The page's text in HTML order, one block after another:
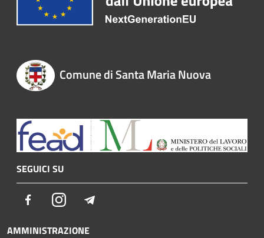
Comune di Santa Maria Nuova
SEGUICI SU
FacebookInstagram
AMMINISTRAZIONE